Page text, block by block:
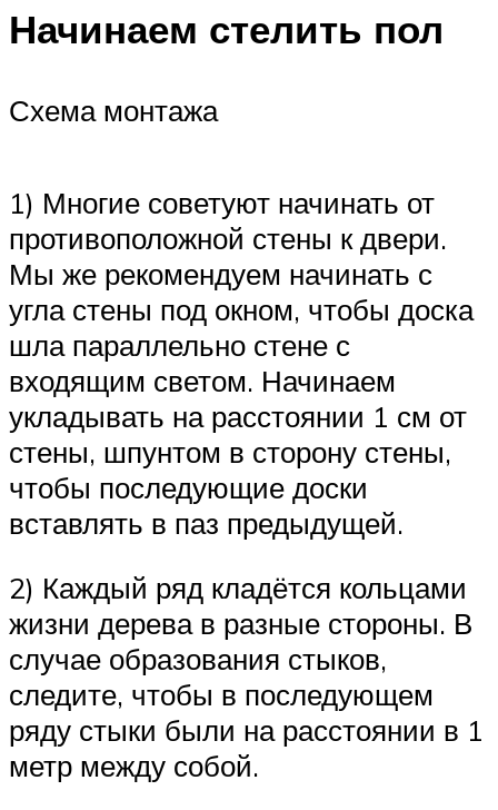
Начинаем стелить пол
Схема монтажа
1) Многие советуют начинать от
противоположной стены к двери.
Мы же рекомендуем начинать с
угла стены под окном, чтобы доска
шла параллельно стене с
входящим светом. Начинаем
укладывать на расстоянии 1 см от
стены, шпунтом в сторону стены,
чтобы последующие доски
вставлять в паз предыдущей.
2) Каждый ряд кладётся кольцами
жизни дерева в разные стороны. В
случае образования стыков,
следите, чтобы в последующем
ряду стыки были на расстоянии в 1
метр между собой.